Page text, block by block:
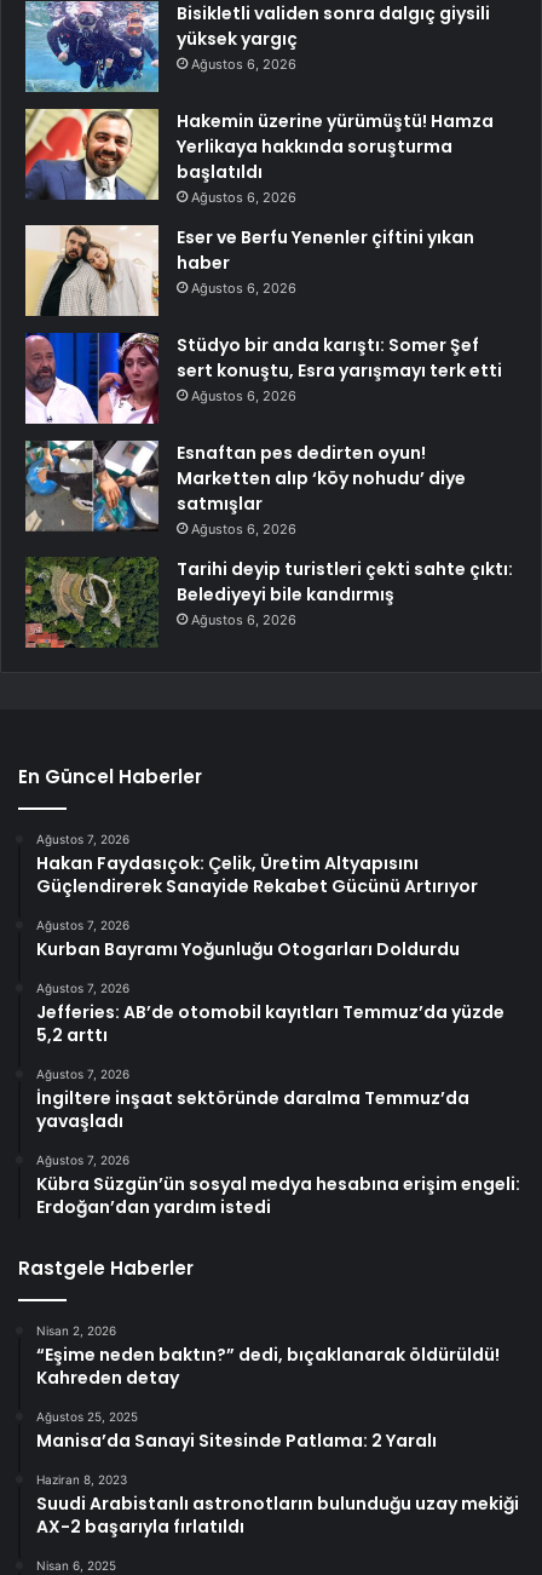
Bisikletli validen sonra dalgıç giysili
yüksek yargıç
Ağustos 6, 2026
Hakemin üzerine yürümüştü! Hamza
Yerlikaya hakkında soruşturma
başlatıldı
Ağustos 6, 2026
Eser ve Berfu Yenenler çiftini yıkan
haber
Ağustos 6, 2026
Stüdyo bir anda karıştı: Somer Şef
sert konuştu, Esra yarışmayı terk etti
Ağustos 6, 2026
Esnaftan pes dedirten oyun!
Marketten alıp ‘köy nohudu’ diye
satmışlar
Ağustos 6, 2026
Tarihi deyip turistleri çekti sahte çıktı:
Belediyeyi bile kandırmış
Ağustos 6, 2026
En Güncel Haberler
Ağustos 7, 2026
Hakan Faydasıçok: Çelik, Üretim Altyapısını
Güçlendirerek Sanayide Rekabet Gücünü Artırıyor
Ağustos 7, 2026
Kurban Bayramı Yoğunluğu Otogarları Doldurdu
Ağustos 7, 2026
Jefferies: AB’de otomobil kayıtları Temmuz’da yüzde
5,2 arttı
Ağustos 7, 2026
İngiltere inşaat sektöründe daralma Temmuz’da
yavaşladı
Ağustos 7, 2026
Kübra Süzgün’ün sosyal medya hesabına erişim engeli:
Erdoğan’dan yardım istedi
Rastgele Haberler
Nisan 2, 2026
“Eşime neden baktın?” dedi, bıçaklanarak öldürüldü!
Kahreden detay
Ağustos 25, 2025
Manisa’da Sanayi Sitesinde Patlama: 2 Yaralı
Haziran 8, 2023
Suudi Arabistanlı astronotların bulunduğu uzay mekiği
AX-2 başarıyla fırlatıldı
Nisan 6, 2025